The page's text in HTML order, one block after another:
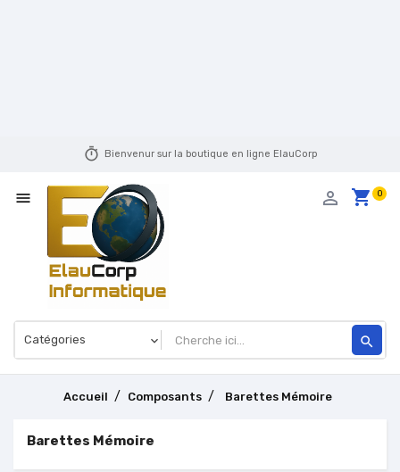
timer Bienvenur sur la boutique en ligne ElauCorp
 shopping_cart 0
person_outline
search
Accueil Composants Barettes Mémoire
Barettes Mémoire